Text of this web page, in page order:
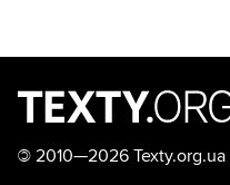
© 2010—2026 Texty.org.ua